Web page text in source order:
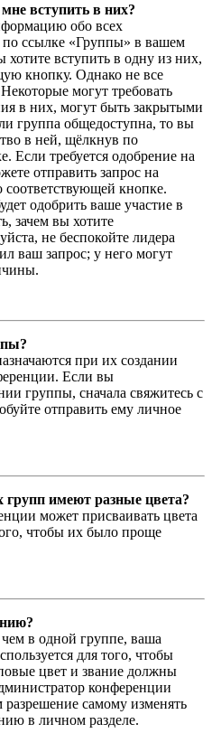
вступить в них?
обо всех
ссылке «Группы» в вашем
хотите вступить в одну из них,
кнопку. Однако не все
могут требовать
в них, могут быть закрытыми
группа общедоступна, то вы
в ней, щёлкнув по
Если требуется одобрение на
отправить запрос на
кнопке.
одобрить ваше участие в
зачем вы хотите
не беспокойте лидера
ваш запрос; у него могут
при их создании
Если вы
группы, сначала свяжитесь с
отправить ему личное
имеют разные цвета?
может присваивать цвета
чтобы их было проще
в одной группе, ваша
для того, чтобы
цвет и звание должны
конференции
разрешение самому изменять
в личном разделе.